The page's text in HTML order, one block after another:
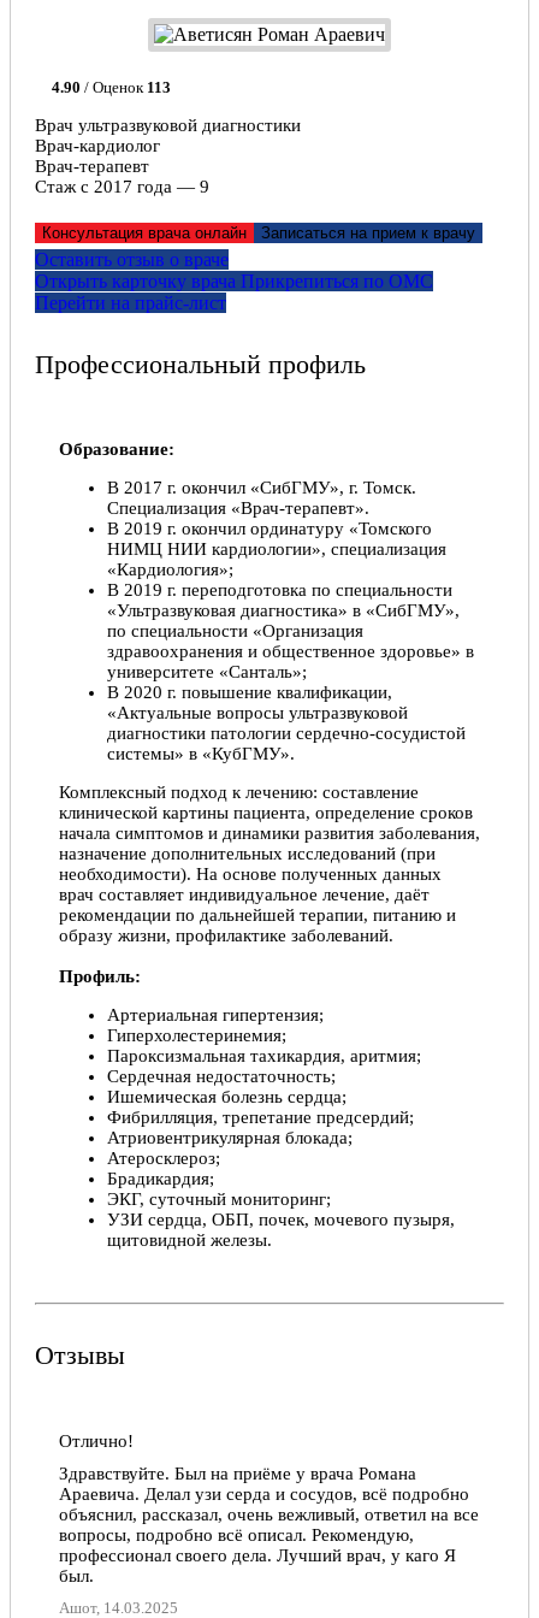
4.90 / Оценок 113
Врач ультразвуковой диагностики
Врач-кардиолог
Врач-терапевт
Стаж с 2017 года — 9
Консультация врача онлайн Записаться на прием к врачу
Оставить отзыв о враче
Открыть карточку врача Прикрепитьcя по ОМС
Перейти на прайс-лист
Профессиональный профиль
Образование:
В 2017 г. окончил «СибГМУ», г. Томск.
Специализация «Врач-терапевт».
В 2019 г. окончил ординатуру «Томского
НИМЦ НИИ кардиологии», специализация
«Кардиология»;
В 2019 г. переподготовка по специальности
«Ультразвуковая диагностика» в «СибГМУ»,
по специальности «Организация
здравоохранения и общественное здоровье» в
университете «Санталь»;
В 2020 г. повышение квалификации,
«Актуальные вопросы ультразвуковой
диагностики патологии сердечно-сосудистой
системы» в «КубГМУ».
Комплексный подход к лечению: составление
клинической картины пациента, определение сроков
начала симптомов и динамики развития заболевания,
назначение дополнительных исследований (при
необходимости). На основе полученных данных
врач составляет индивидуальное лечение, даёт
рекомендации по дальнейшей терапии, питанию и
образу жизни, профилактике заболеваний.
Профиль:
Артериальная гипертензия;
Гиперхолестеринемия;
Пароксизмальная тахикардия, аритмия;
Сердечная недостаточность;
Ишемическая болезнь сердца;
Фибрилляция, трепетание предсердий;
Атриовентрикулярная блокада;
Атеросклероз;
Брадикардия;
ЭКГ, суточный мониторинг;
УЗИ сердца, ОБП, почек, мочевого пузыря,
щитовидной железы.
Отзывы
Отлично!
Здравствуйте. Был на приëме у врача Романа
Араевича. Делал узи серда и сосудов, всë подробно
объяснил, рассказал, очень вежливый, ответил на все
вопросы, подробно всë описал. Рекомендую,
профессионал своего дела. Лучший врач, у каго Я
был.
Ашот, 14.03.2025